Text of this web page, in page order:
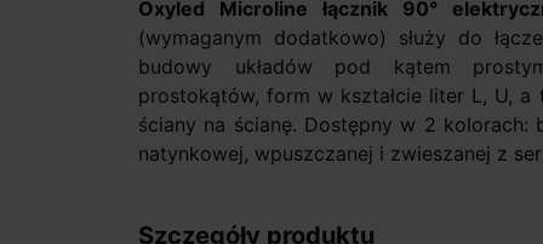
Oxyled Microline łącznik 90°
(wymaganym dodatkowo) służy do
budowy układów pod kątem
prostokątów, form w kształcie liter L, U,
ściany na ścianę. Dostępny w 2 kolorach:
natynkowej, wpuszczanej i zwieszanej z
Szczegóły produktu